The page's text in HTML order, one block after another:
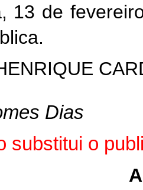
de fevereiro
Dias
substitui o